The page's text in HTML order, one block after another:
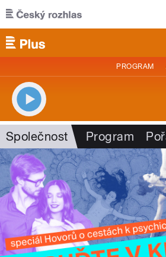
Přejít k hlavnímu obsahu
PROGRAM
Společnost Program